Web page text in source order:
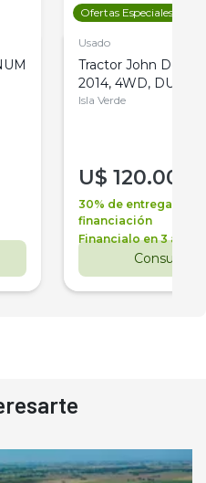
Ofertas Especiales
Usado
Tractor John Deere
2014, 4WD, DUAL
Isla Verde
U$ 120.000
30% de entrega +
financiación
Financialo en 3 años
Consultar